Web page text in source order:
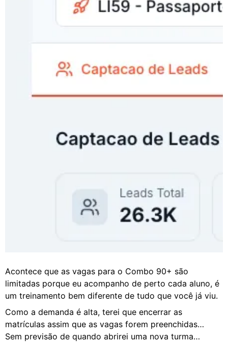
Acontece que as vagas para o Combo 90+ são
limitadas porque eu acompanho de perto cada aluno, é
um treinamento bem diferente de tudo que você já viu.
Como a demanda é alta, terei que encerrar as
matrículas assim que as vagas forem preenchidas…
Sem previsão de quando abrirei uma nova turma…